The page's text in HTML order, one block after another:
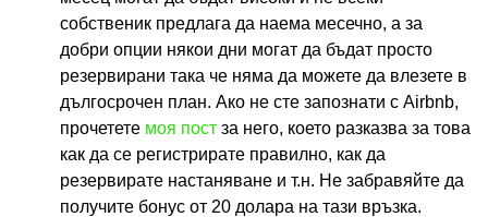
собственик предлага да наема месечно, а за
добри опции някои дни могат да бъдат просто
резервирани така че няма да можете да влезете в
дългосрочен план. Ако не сте запознати с Airbnb,
прочетете моя пост за него, което разказва за това
как да се регистрирате правилно, как да
резервирате настаняване и т.н. Не забравяйте да
получите бонус от 20 долара на тази връзка.